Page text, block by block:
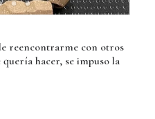
reencontrarme con otros
hacer, se impuso la